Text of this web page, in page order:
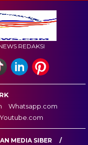
REDAKSI
Whatsapp.com
Youtube.com
MEDIA SIBER